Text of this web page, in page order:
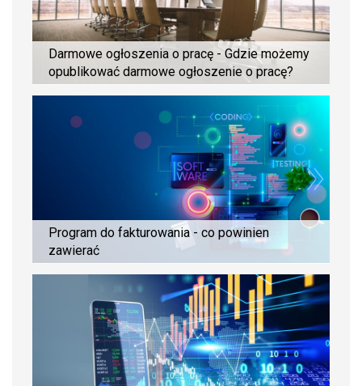
Darmowe ogłoszenia o pracę - Gdzie możemy
opublikować darmowe ogłoszenie o pracę?
Program do fakturowania - co powinien
zawierać